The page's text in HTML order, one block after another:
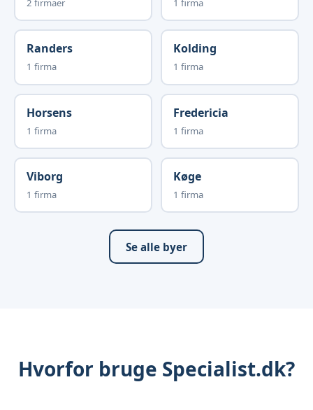
2 firmaer 1 firma
Randers
1 firma
Kolding
1 firma
Horsens
1 firma
Fredericia
1 firma
Viborg
1 firma
Køge
1 firma
Se alle byer
Hvorfor bruge Specialist.dk?